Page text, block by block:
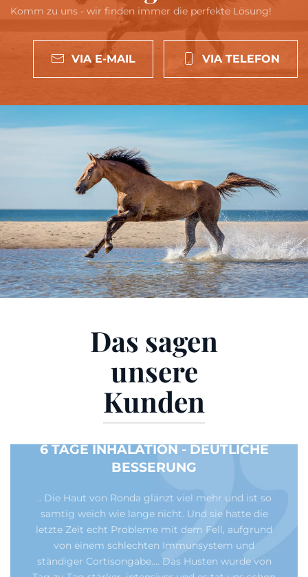
Komm zu uns - wir finden immer die perfekte Lösung!
VIA E-MAIL VIA TELEFON
Das sagen
unsere
Kunden
6 TAGE INHALATION - DEUTLICHE
BESSERUNG
.. Die Haut von Ronda glänzt viel mehr und ist so
samtig weich wie lange nicht. Und sie hatte die
letzte Zeit echt Probleme mit dem Fell, aufgrund
von einem schlechten Immunsystem und
ständiger Cortisongabe.... Das Husten wurde von